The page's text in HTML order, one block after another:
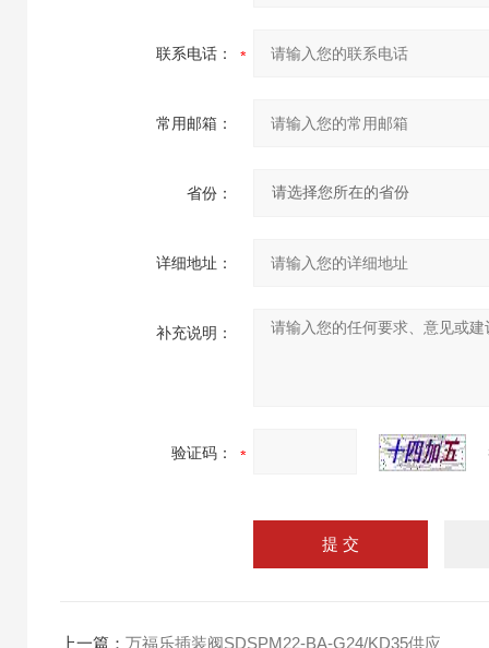
联系电话：
常用邮箱：
省份：
详细地址：
补充说明：
验证码：
上一篇： 万福乐插装阀SDSPM22-BA-G24/KD35供应